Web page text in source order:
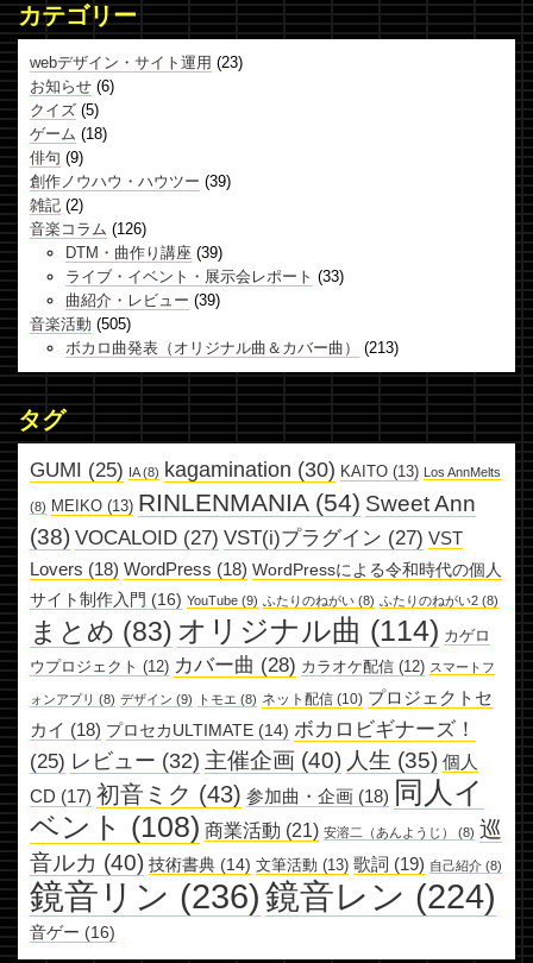
カテゴリー
webデザイン・サイト運用 (23)
お知らせ (6)
クイズ (5)
ゲーム (18)
俳句 (9)
創作ノウハウ・ハウツー (39)
雑記 (2)
音楽コラム (126)
DTM・曲作り講座 (39)
ライブ・イベント・展示会レポート (33)
曲紹介・レビュー (39)
音楽活動 (505)
ボカロ曲発表（オリジナル曲＆カバー曲）
(213)
タグ
GUMI (25) IA(8) kagamination (30) KAITO (13) Los AnnMelts
(8) MEIKO (13) RINLENMANIA (54) Sweet Ann
(38) VOCALOID (27) VST(i)プラグイン (27) VST
Lovers (18) WordPress (18) WordPressによる令和時代の個人
サイト制作入門 (16) YouTube (9) ふたりのねがい (8) ふたりのねがい2 (8)
まとめ (83) オリジナル曲 (114) カゲロ
ウプロジェクト (12) カバー曲 (28) カラオケ配信 (12) スマートフ
ォンアプリ (8) デザイン (9) トモエ (8) ネット配信 (10) プロジェクトセ
カイ (18) プロセカULTIMATE (14) ボカロビギナーズ！
(25) レビュー (32) 主催企画 (40) 人生 (35) 個人
CD (17) 初音ミク (43) 参加曲・企画 (18) 同人イ
ベント (108) 商業活動 (21) 安溶二（あんようじ） (8) 巡
音ルカ (40) 技術書典 (14) 文筆活動 (13) 歌詞 (19) 自己紹介 (8)
鏡音リン (236)鏡音レン (224)
音ゲー (16)